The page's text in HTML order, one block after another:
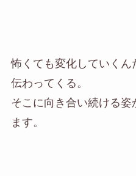
怖くても変化していく
伝わってくる。
そこに向き合い続ける姿
ます。